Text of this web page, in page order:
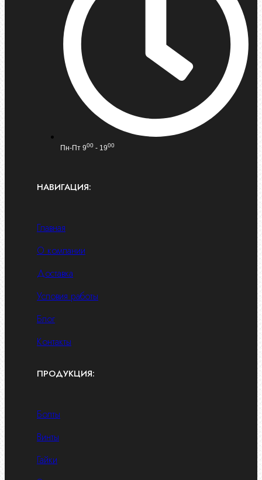
Пн-Пт 900 - 1900
НАВИГАЦИЯ:
Главная
О компании
Доставка
Условия работы
Блог
Контакты
ПРОДУКЦИЯ:
Болты
Винты
Гайки